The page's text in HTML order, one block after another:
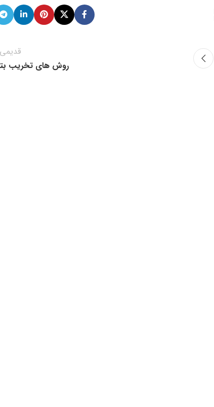
روش های تخریب